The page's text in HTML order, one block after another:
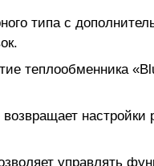
типа с
теплообменника
управлять